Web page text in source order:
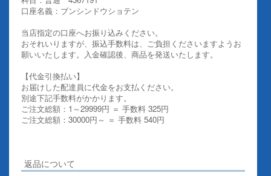
口座名義：ブンシンドウショテン
当店指定の口座へお振り込みください。
おそれいりますが、振込手数料は、ご負担くださいますようお
願いいたします。入金確認後、商品を発送いたします。
【代金引換払い】
お届けした配達員に代金をお支払ください。
別途下記手数料がかかります。
ご注文総額：1～29999円 ＝ 手数料 325円
ご注文総額：30000円～ ＝ 手数料 540円
返品について